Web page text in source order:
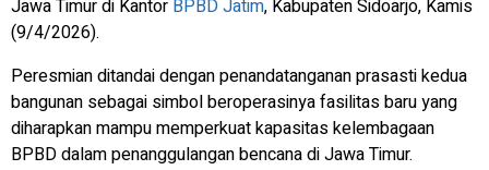
Jawa Timur di Kantor BPBD Jatim, Kabupaten Sidoarjo, Kamis
(9/4/2026).
Peresmian ditandai dengan penandatanganan prasasti kedua
bangunan sebagai simbol beroperasinya fasilitas baru yang
diharapkan mampu memperkuat kapasitas kelembagaan
BPBD dalam penanggulangan bencana di Jawa Timur.